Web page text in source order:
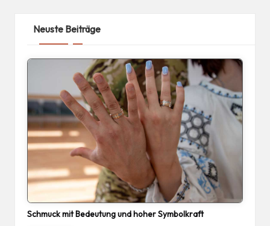
Neuste Beiträge
Schmuck mit Bedeutung und hoher Symbolkraft